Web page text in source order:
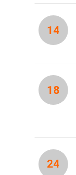
14
18
24